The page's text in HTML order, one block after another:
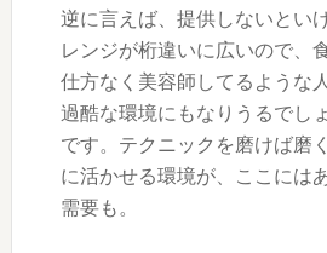
逆に言えば、提供しないとい
レンジが桁違いに広いので、
仕方なく美容師してるような
過酷な環境にもなりうるでし
です。テクニックを磨けば磨
に活かせる環境が、ここには
需要も。